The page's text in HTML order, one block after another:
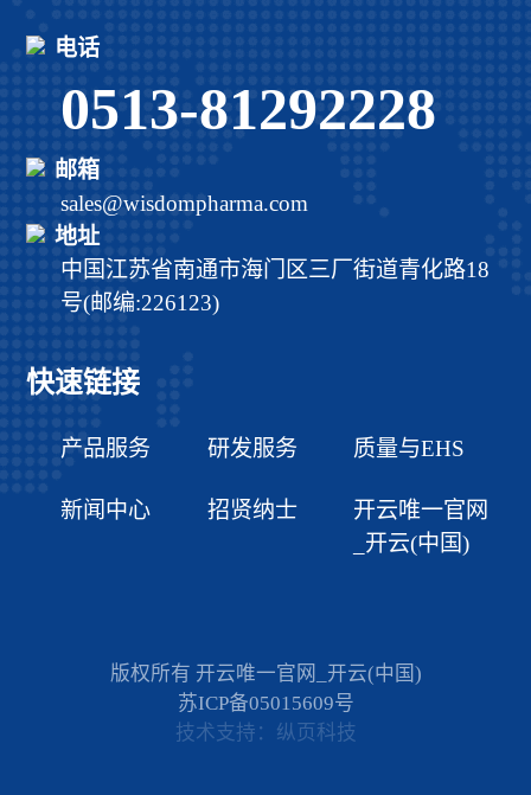
电话
0513-81292228
邮箱
sales@wisdompharma.com
地址
中国江苏省南通市海门区三厂街道青化路18
号(邮编:226123)
快速链接
产品服务 研发服务 质量与EHS
新闻中心 招贤纳士
开云唯一官网
_开云(中国)
版权所有 开云唯一官网_开云(中国)
苏ICP备05015609号
技术支持：纵页科技